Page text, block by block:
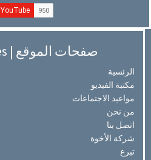
Site Pages | صفحات الموقع
الرئسية
مكتبة الفيديو
مواعيد الاجتماعات
من نحن
اتصل بنا
شركة الأخوة
تبرع